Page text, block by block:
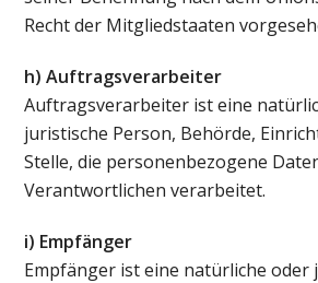
Recht der Mitgliedstaaten
h) Auftragsverarbeiter
Auftragsverarbeiter ist eine
juristische Person, Behörde,
Stelle, die personenbezogene
Verantwortlichen verarbeitet.
i) Empfänger
Empfänger ist eine natürliche oder